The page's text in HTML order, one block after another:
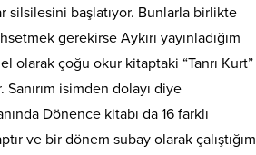
silsilesini başlatıyor. Bunlarla birlikte
gerekirse Aykırı yayınladığım
olarak çoğu okur kitaptaki “Tanrı Kurt”
isimden dolayı diye
Dönence kitabı da 16 farklı
ve bir dönem subay olarak çalıştığım